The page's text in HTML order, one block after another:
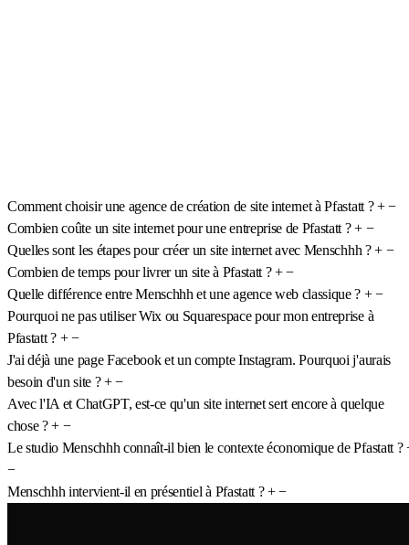
Comment choisir une agence de création de site internet à Pfastatt ? + −
Combien coûte un site internet pour une entreprise de Pfastatt ? + −
Quelles sont les étapes pour créer un site internet avec Menschhh ? + −
Combien de temps pour livrer un site à Pfastatt ? + −
Quelle différence entre Menschhh et une agence web classique ? + −
Pourquoi ne pas utiliser Wix ou Squarespace pour mon entreprise à
Pfastatt ? + −
J'ai déjà une page Facebook et un compte Instagram. Pourquoi j'aurais
besoin d'un site ? + −
Avec l'IA et ChatGPT, est-ce qu'un site internet sert encore à quelque
chose ? + −
Le studio Menschhh connaît-il bien le contexte économique de Pfastatt ?
−
Menschhh intervient-il en présentiel à Pfastatt ? + −